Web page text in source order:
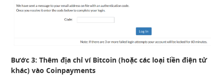
Bước 3: Thêm địa chỉ ví Bitcoin (hoặc các loại tiền điện tử
khác) vào Coinpayments